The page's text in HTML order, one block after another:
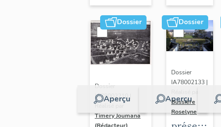
Dossier
Aperçu
Dossier
IA78002210 |
Réalisé par
Timery Joumana
Dossier
Aperçu
Dossier
IA78002133 |
Bussière
Roselyne